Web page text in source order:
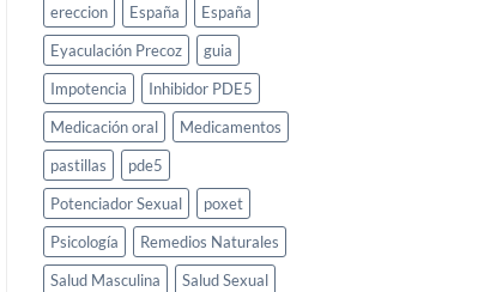
ereccion
España
España
Eyaculación Precoz
guia
Impotencia
Inhibidor PDE5
Medicación oral
Medicamentos
pastillas
pde5
Potenciador Sexual
poxet
Psicología
Remedios Naturales
Salud Masculina
Salud Sexual